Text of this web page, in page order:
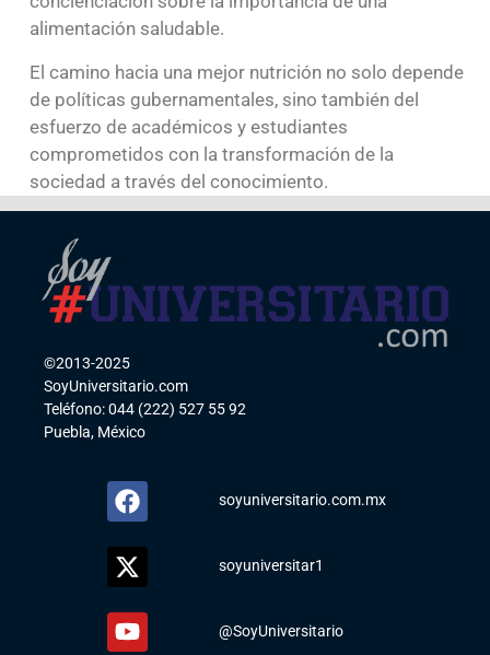
alimentación saludable.
El camino hacia una mejor nutrición no solo depende
de políticas gubernamentales, sino también del
esfuerzo de académicos y estudiantes
comprometidos con la transformación de la
sociedad a través del conocimiento.
©2013-2025
SoyUniversitario.com
Teléfono: 044 (222) 527 55 92
Puebla, México
soyuniversitario.com.mx
soyuniversitar1
@SoyUniversitario